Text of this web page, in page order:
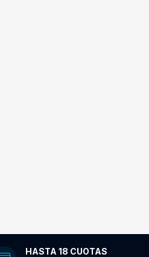
HASTA 18 CUOTAS